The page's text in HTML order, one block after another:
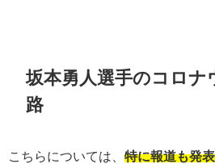
坂本勇人選手のコロナ
路
こちらについては、 特に報道も発